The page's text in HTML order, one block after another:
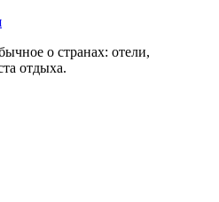
о странах: отели,
отдыха.